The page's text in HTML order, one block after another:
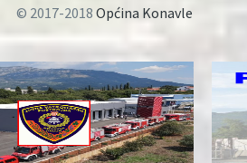
© 2017-2018 Općina Konavle